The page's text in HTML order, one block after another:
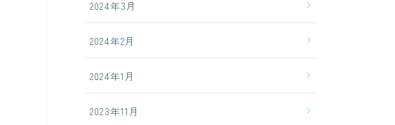
2024年3月
2024年2月
2024年1月
2023年11月